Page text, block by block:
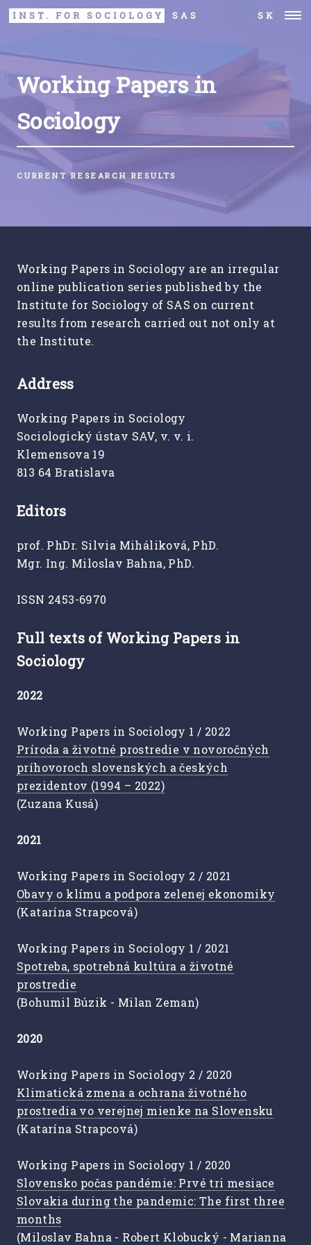
INST. FOR SOCIOLOGY SAS SK
Working Papers in
Sociology
CURRENT RESEARCH RESULTS
Working Papers in Sociology are an irregular
online publication series published by the
Institute for Sociology of SAS on current
results from research carried out not only at
the Institute.
Address
Working Papers in Sociology
Sociologický ústav SAV, v. v. i.
Klemensova 19
813 64 Bratislava
Editors
prof. PhDr. Silvia Miháliková, PhD.
Mgr. Ing. Miloslav Bahna, PhD.
ISSN 2453-6970
Full texts of Working Papers in
Sociology
2022
Working Papers in Sociology 1 / 2022
Príroda a životné prostredie v novoročných
príhovoroch slovenských a českých
prezidentov (1994 – 2022)
(Zuzana Kusá)
2021
Working Papers in Sociology 2 / 2021
Obavy o klímu a podpora zelenej ekonomiky
(Katarína Strapcová)
Working Papers in Sociology 1 / 2021
Spotreba, spotrebná kultúra a životné
prostredie
(Bohumil Búzik - Milan Zeman)
2020
Working Papers in Sociology 2 / 2020
Klimatická zmena a ochrana životného
prostredia vo verejnej mienke na Slovensku
(Katarína Strapcová)
Working Papers in Sociology 1 / 2020
Slovensko počas pandémie: Prvé tri mesiace
Slovakia during the pandemic: The first three
months
(Miloslav Bahna - Robert Klobucký - Marianna